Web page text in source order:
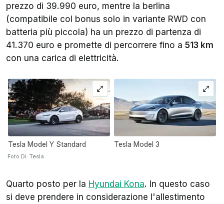
prezzo di 39.990 euro, mentre la berlina
(compatibile col bonus solo in variante RWD con
batteria più piccola) ha un prezzo di partenza di
41.370 euro e promette di percorrere fino a 513 km
con una carica di elettricità.
Tesla Model Y Standard Tesla Model 3
Foto Di: Tesla
Quarto posto per la Hyundai Kona. In questo caso
si deve prendere in considerazione l'allestimento